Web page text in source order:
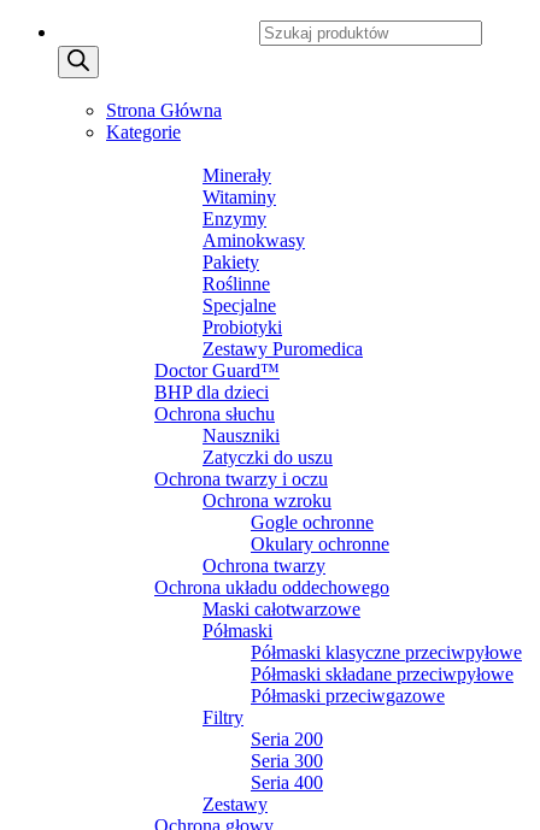
Strona Główna
Kategorie
Minerały
Witaminy
Enzymy
Aminokwasy
Pakiety
Roślinne
Specjalne
Probiotyki
Zestawy Puromedica
Doctor Guard™
BHP dla dzieci
Ochrona słuchu
Nauszniki
Zatyczki do uszu
Ochrona twarzy i oczu
Ochrona wzroku
Gogle ochronne
Okulary ochronne
Ochrona twarzy
Ochrona układu oddechowego
Maski całotwarzowe
Półmaski
Półmaski klasyczne przeciwpyłowe
Półmaski składane przeciwpyłowe
Półmaski przeciwgazowe
Filtry
Seria 200
Seria 300
Seria 400
Zestawy
Ochrona głowy